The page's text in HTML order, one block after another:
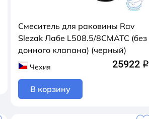
Смеситель для раковины Rav
Slezak Лабе L508.5/8CMATC (без
донного клапана) (черный)
Чехия 25922 q
В корзину